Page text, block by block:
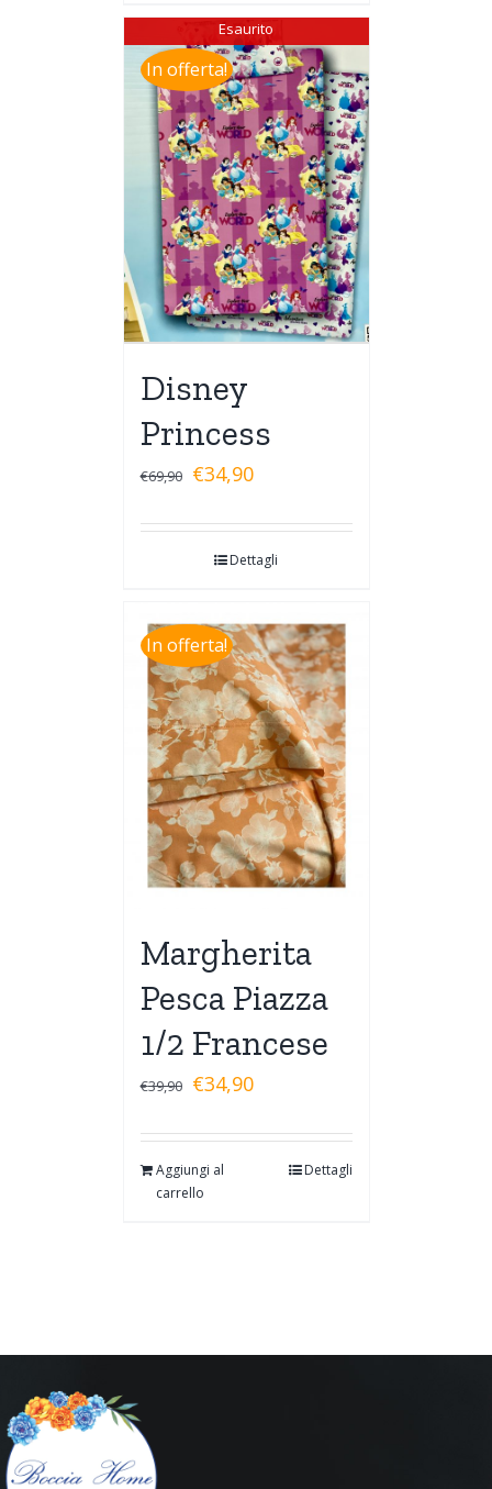
In offerta!
Esaurito
Disney
Princess
€69,90 €34,90
Dettagli
In offerta!
Margherita
Pesca Piazza
1/2 Francese
€39,90 €34,90
Aggiungi al
carrello
Dettagli